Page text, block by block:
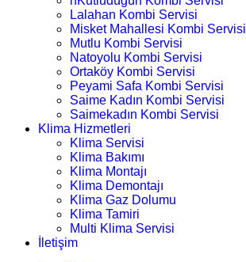
Lalahan Kombi Servisi
Misket Mahallesi Kombi Servisi
Mutlu Kombi Servisi
Natoyolu Kombi Servisi
Ortaköy Kombi Servisi
Peyami Safa Kombi Servisi
Saime Kadın Kombi Servisi
Saimekadın Kombi Servisi
Klima Hizmetleri
Klima Servisi
Klima Bakımı
Klima Montajı
Klima Demontajı
Klima Gaz Dolumu
Klima Tamiri
Multi Klima Servisi
İletişim